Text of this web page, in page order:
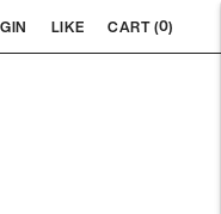
LIKE CART (0)